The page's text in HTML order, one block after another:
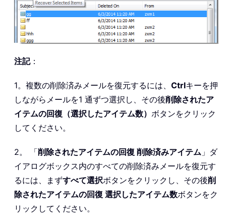
注記：
1。複数の削除済みメールを復元するには、 Ctrlキーを押
しながらメールを1 通ずつ選択し、その後削除されたア
イテムの回復（選択したアイテム数） ボタンをクリック
してください。
2。 「削除されたアイテムの回復 削除済みアイテム 」ダ
イアログボックス内のすべての削除済みメールを復元す
るには、まずすべて選択ボタンをクリックし、その後削
除されたアイテムの回復 選択したアイテム数ボタンをク
リックしてください。